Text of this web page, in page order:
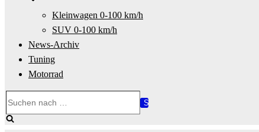
Kleinwagen 0-100 km/h
SUV 0-100 km/h
News-Archiv
Tuning
Motorrad
nach …